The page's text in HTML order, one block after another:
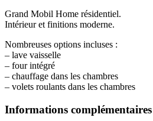
Grand Mobil Home résidentiel.
Intérieur et finitions moderne.
Nombreuses options incluses :
– lave vaisselle
– four intégré
– chauffage dans les chambres
– volets roulants dans les chambres
Informations complémentaires